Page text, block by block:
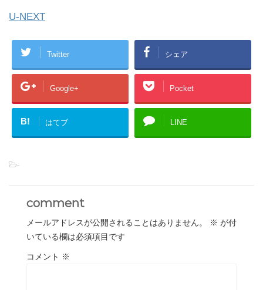
U-NEXT
Twitter シェア
Google+ Pocket
B! はてブ LINE
-
comment
メールアドレスが公開されることはありません。 ※ が付
いている欄は必須項目です
コメント ※